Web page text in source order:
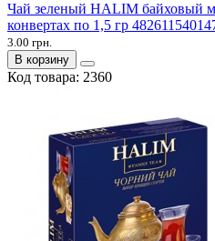
Чай зеленый HALIM байховый
конвертах по 1,5 гр
3.00 грн.
В корзину
Код товара: 2360